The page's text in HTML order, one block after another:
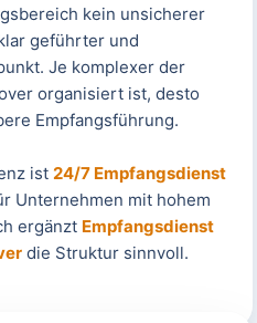
kein unsicherer
geführter und
Je komplexer der
organisiert ist, desto
Empfangsführung.
ist 24/7 Empfangsdienst
Unternehmen mit hohem
ergänzt Empfangsdienst
die Struktur sinnvoll.